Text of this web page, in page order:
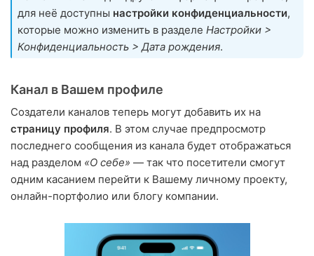
для неё доступны настройки конфиденциальности,
которые можно изменить в разделе Настройки >
Конфиденциальность > Дата рождения.
Канал в Вашем профиле
Создатели каналов теперь могут добавить их на
страницу профиля. В этом случае предпросмотр
последнего сообщения из канала будет отображаться
над разделом «О себе» — так что посетители смогут
одним касанием перейти к Вашему личному проекту,
онлайн-портфолио или блогу компании.